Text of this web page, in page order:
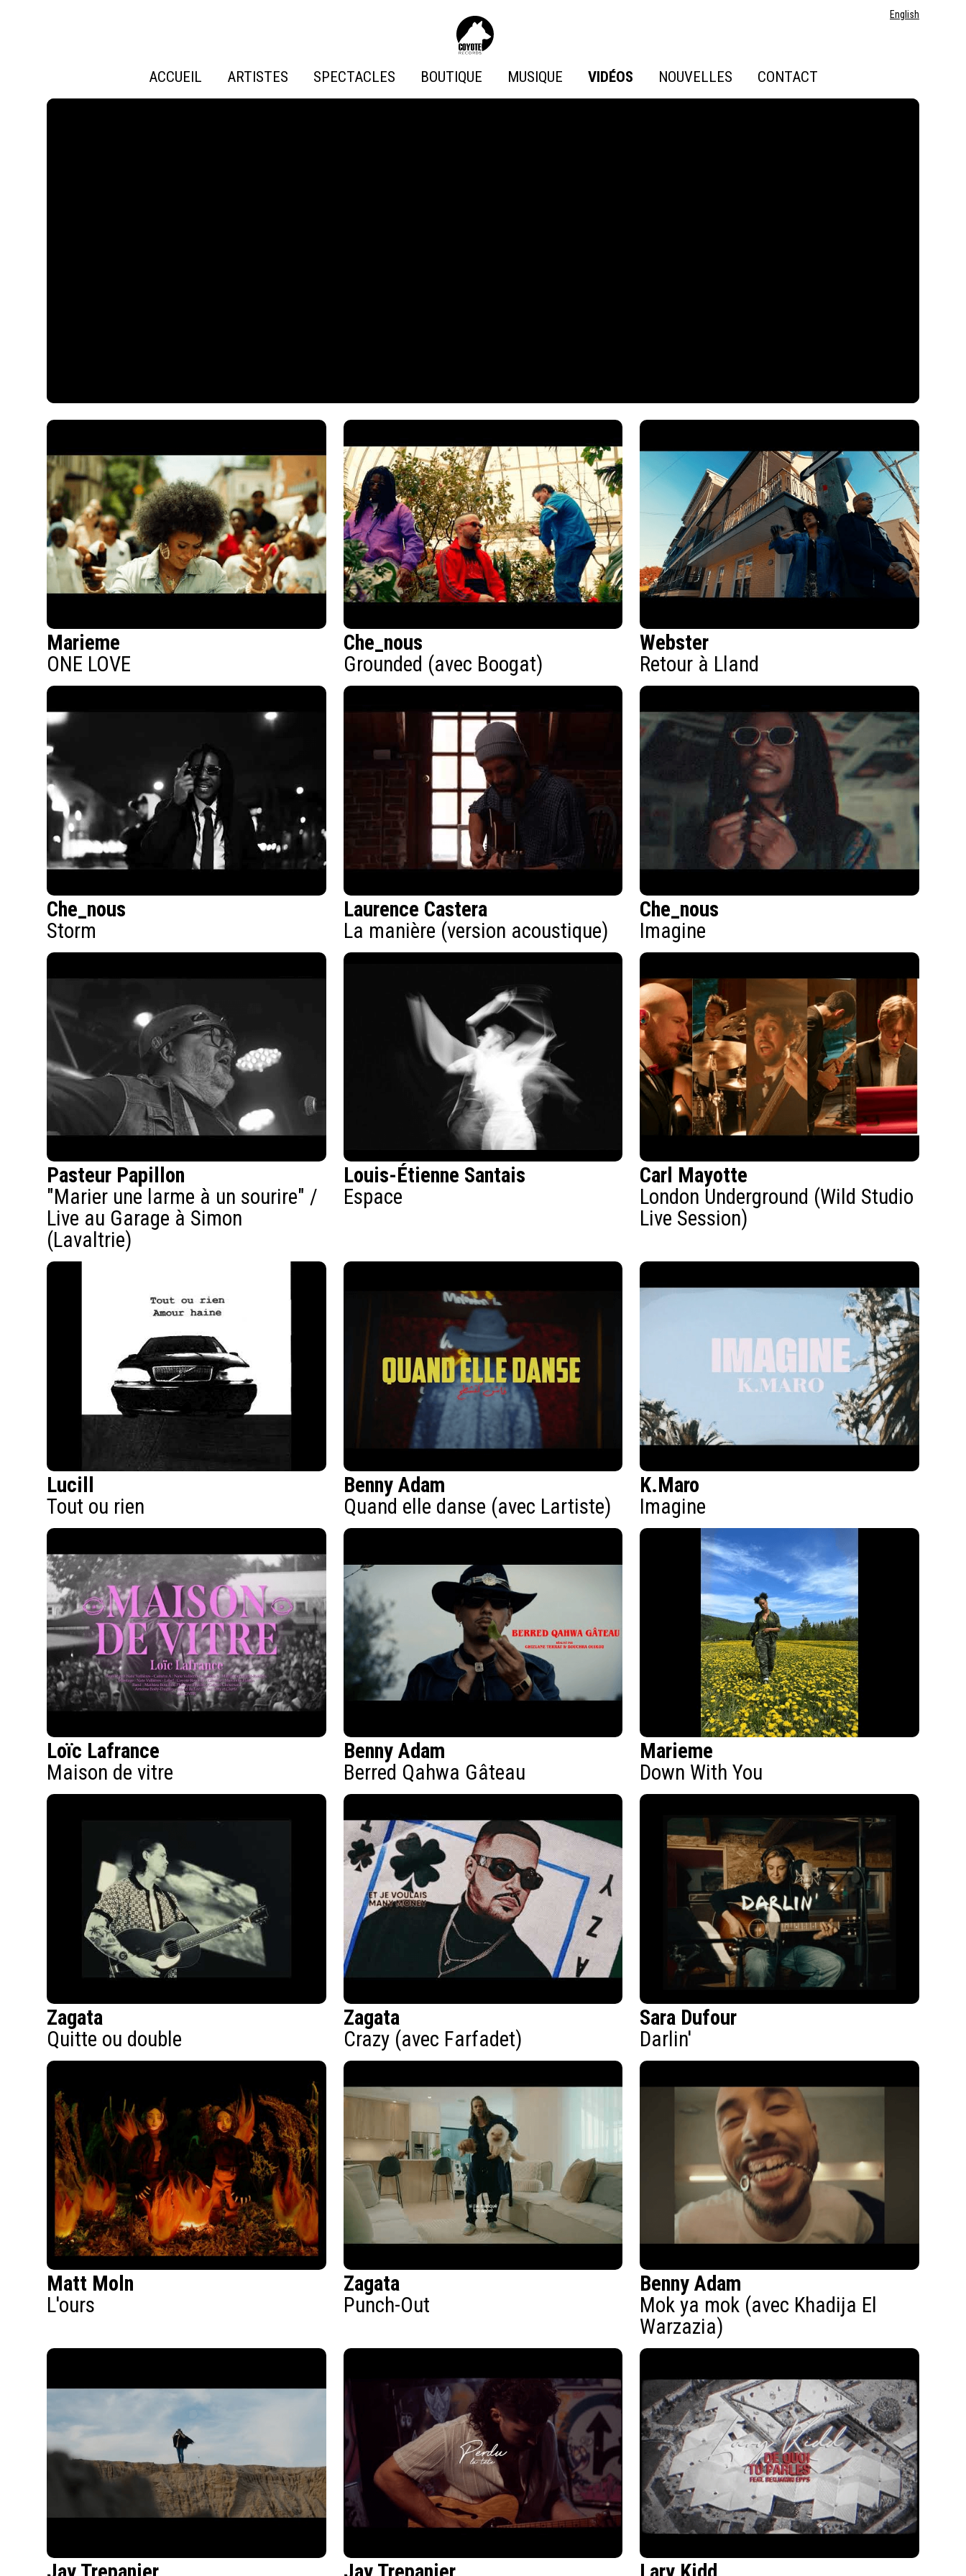
Records
ACCUEIL ARTISTES SPECTACLES BOUTIQUE MUSIQUE VIDÉOS NOUVELLES CONTACT
English
Marieme
ONE LOVE
Che_nous
Grounded (avec Boogat)
Webster
Retour à Lland
Che_nous
Storm
Laurence Castera
La manière (version acoustique)
Che_nous
Imagine
Pasteur Papillon
"Marier une larme à un sourire" /
Live au Garage à Simon
(Lavaltrie)
Louis-Étienne Santais
Espace
Carl Mayotte
London Underground (Wild Studio
Live Session)
Lucill
Tout ou rien
Benny Adam
Quand elle danse (avec Lartiste)
K.Maro
Imagine
Loïc Lafrance
Maison de vitre
Benny Adam
Berred Qahwa Gâteau
Marieme
Down With You
Zagata
Quitte ou double
Zagata
Crazy (avec Farfadet)
Sara Dufour
Darlin'
Matt Moln
L'ours
Zagata
Punch-Out
Benny Adam
Mok ya mok (avec Khadija El
Warzazia)